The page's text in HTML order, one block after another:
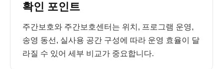
확인 포인트
주간보호와 주간보호센터는 위치, 프로그램 운영,
송영 동선, 실사용 공간 구성에 따라 운영 효율이 달
라질 수 있어 세부 비교가 중요합니다.